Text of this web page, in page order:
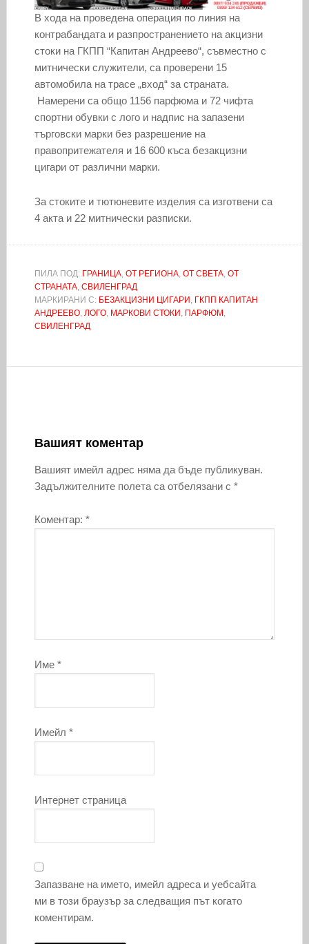
В хода на проведена операция по линия на
контрабандата и разпространението на акцизни
стоки на ГКПП “Капитан Андреево“, съвместно с
митнически служители, са проверени 15
автомобила на трасе „вход“ за страната.
Намерени са общо 1156 парфюма и 72 чифта
спортни обувки с лого и надпис на запазени
търговски марки без разрешение на
правопритежателя и 16 600 къса безакцизни
цигари от различни марки.
За стоките и тютюневите изделия са изготвени са
4 акта и 22 митнически разписки.
ПИЛА ПОД: ГРАНИЦА, ОТ РЕГИОНА, ОТ СВЕТА, ОТ
СТРАНАТА, СВИЛЕНГРАД
МАРКИРАНИ С: БЕЗАКЦИЗНИ ЦИГАРИ , ГКПП КАПИТАН
АНДРЕЕВО, ЛОГО, МАРКОВИ СТОКИ , ПАРФЮМ ,
СВИЛЕНГРАД
Вашият коментар
Вашият имейл адрес няма да бъде публикуван.
Задължителните полета са отбелязани с *
Коментар: *
Име *
Имейл *
Интернет страница
Запазване на името, имейл адреса и уебсайта
ми в този браузър за следващия път когато
коментирам.